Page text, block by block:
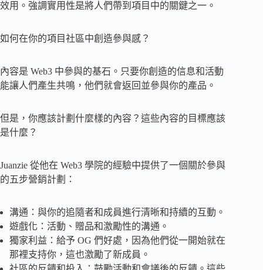
效用。強調實用性是將人們帶到項目中的關鍵之一。
如何在你的項目社區中創造參與感？
內容是 Web3 中參與的基石。只要你創造的信息和活動
能讓人們產生共鳴，他們就會返回並參與你的產品。
但是，你應該計劃什麼樣的內容？這些內容的目標應該
是什麼？
Juanzie 從他在 Web3 學院的經驗中提供了一個關於參與
的五步營銷計劃：
溝通：與你的追隨者和成員進行清晰和持續的互動。
遊戲化：活動、贈品和激勵性的溝通。
獨家利益：給予 OG 們好處，因為他們從一開始就在
那裡支持你，這也激勵了新成員。